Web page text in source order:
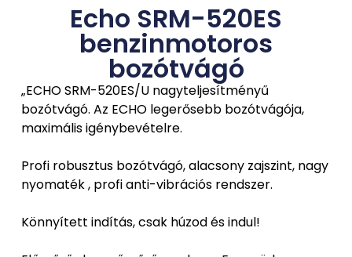
Echo SRM-520ES
benzinmotoros
bozótvágó
„ECHO SRM-520ES/U nagyteljesítményű
bozótvágó. Az ECHO legerősebb bozótvágója,
maximális igénybevételre.
Profi robusztus bozótvágó, alacsony zajszint, nagy
nyomaték , profi anti-vibrációs rendszer.
Könnyített indítás, csak húzod és indul!